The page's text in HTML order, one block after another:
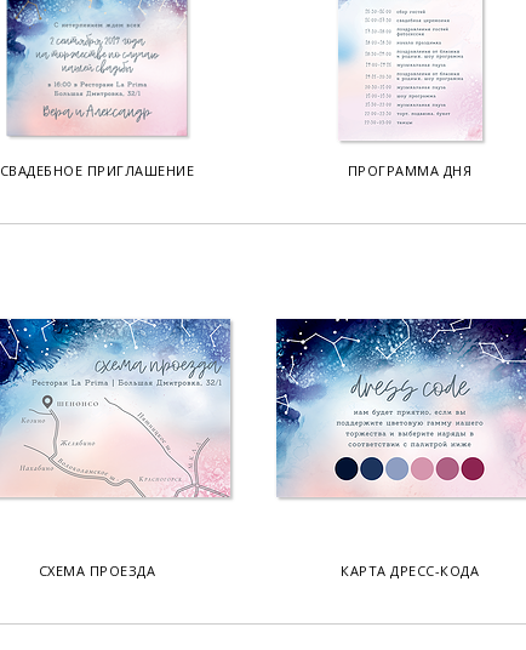
СВАДЕБНОЕ ПРИГЛАШЕНИЕ ПРОГРАММА ДНЯ
СХЕМА ПРОЕЗДА КАРТА ДРЕСС-КОДА